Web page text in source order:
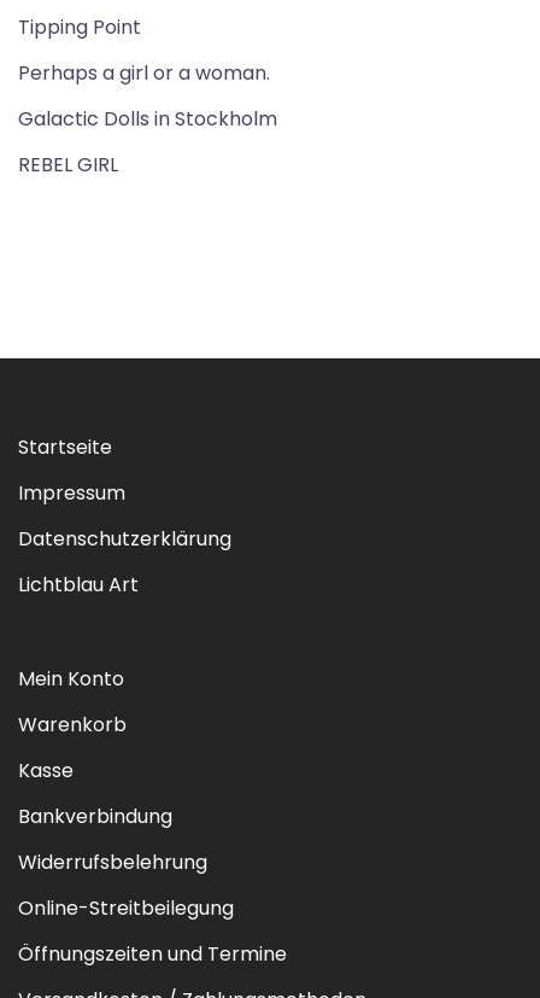
Tipping Point
Perhaps a girl or a woman.
Galactic Dolls in Stockholm
REBEL GIRL
Startseite
Impressum
Datenschutzerklärung
Lichtblau Art
Mein Konto
Warenkorb
Kasse
Bankverbindung
Widerrufsbelehrung
Online-Streitbeilegung
Öffnungszeiten und Termine